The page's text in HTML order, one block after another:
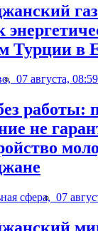
Турции в
07 августа, 08:59
работы:
не
сфера, 07